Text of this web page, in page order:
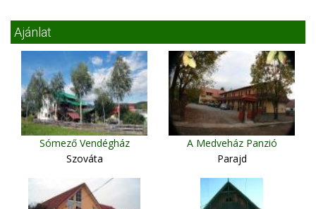
Ajánlat
Sómező Vendégház
Szováta
A Medveház Panzió
Parajd